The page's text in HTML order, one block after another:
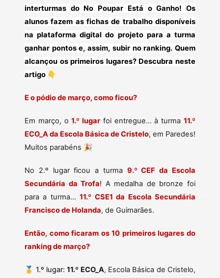
interturmas do No Poupar Está o Ganho! Os
alunos fazem as fichas de trabalho disponíveis
na plataforma digital do projeto para a turma
ganhar pontos e, assim, subir no ranking. Quem
alcançou os primeiros lugares? Descubra neste
artigo 👇
E o pódio de março, como ficou?
Em março, o1.º lugar foi entregue… à turma11.º
ECO_A da Escola Básica de Cristelo, em Paredes!
Muitos parabéns 🎉
No 2.º lugar ficou a turma 9.º CEF da Escola
Secundária da Trofa! A medalha de bronze foi
para a turma…11.º CSE1 da Escola Secundária
Francisco de Holanda, de Guimarães.
Então, como ficaram os 10 primeiros lugares do
ranking de março?
🥇 1.º lugar:11.º ECO_A, Escola Básica de Cristelo,